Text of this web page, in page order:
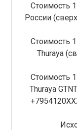
Стоимость
России
Стоимость
Thuraya
Стоимость
Thuraya